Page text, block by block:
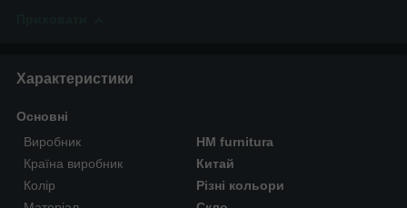
Характеристики
Основні
Виробник
HM furnitura
Країна виробник
Китай
Колір
Різні кольори